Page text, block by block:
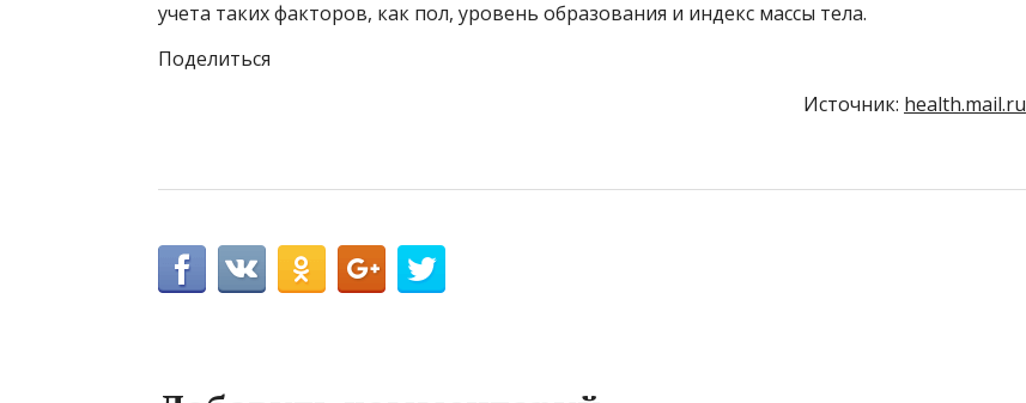
учета таких факторов, как пол, уровень образования и индекс массы тела.
Поделиться
Источник: health.mail.ru